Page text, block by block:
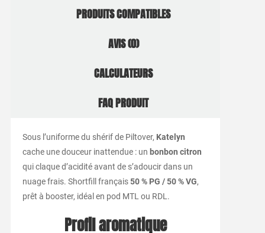
PRODUITS COMPATIBLES
AVIS (0)
CALCULATEURS
FAQ PRODUIT
Sous l’uniforme du shérif de Piltover, Katelyn
cache une douceur inattendue : un bonbon citron
qui claque d’acidité avant de s’adoucir dans un
nuage frais. Shortfill français50 % PG / 50 % VG,
prêt à booster, idéal en pod MTL ou RDL.
Profil aromatique